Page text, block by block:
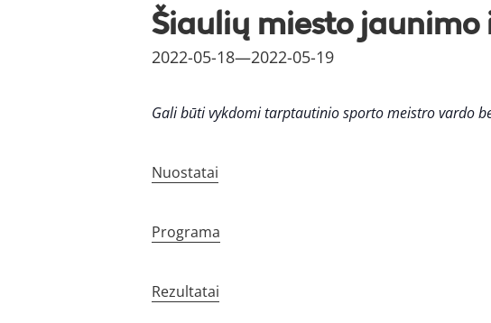
Šiaulių miesto
2022-05-18—2022-05-19
Gali būti vykdomi tarptautinio sporto meistro vardo
Nuostatai
Programa
Rezultatai